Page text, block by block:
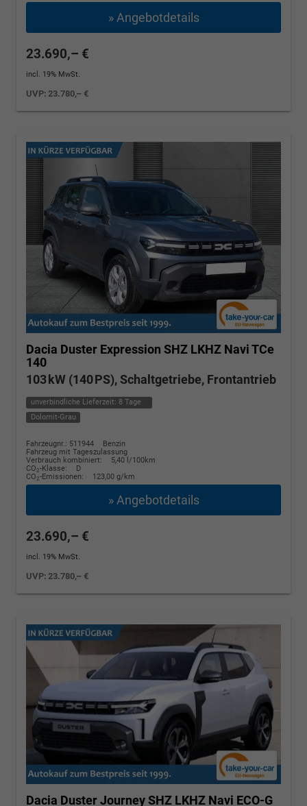
» Angebotdetails
23.690,– €
incl. 19% MwSt.
UVP:23.780,– €
Dacia Duster Expression SHZ LKHZ Navi TCe
140
103 kW (140 PS), Schaltgetriebe, Frontantrieb
unverbindliche Lieferzeit: 8 Tage
Dolomit-Grau
Fahrzeugnr.: 511944
Benzin
Fahrzeug mit Tageszulassung
Verbrauch kombiniert:
5,40 l/100km
CO2-Klasse:
D
CO2-Emissionen: 123,00 g/km
» Angebotdetails
23.690,– €
incl. 19% MwSt.
UVP:23.780,– €
Dacia DusterJourney SHZ LKHZ Navi ECO-G